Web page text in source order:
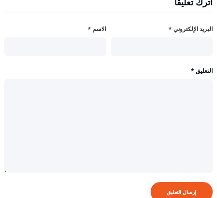
الاسم * البريد الإلكتروني *
التعليق *